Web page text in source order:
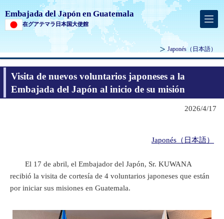
Embajada del Japón en Guatemala
在グアテマラ日本国大使館
Japonés （日本語）
Visita de nuevos voluntarios japoneses a la
Embajada del Japón al inicio de su misión
2026/4/17
Japonés（日本語）
El 17 de abril, el Embajador del Japón, Sr. KUWANA
recibió la visita de cortesía de 4 voluntarios japoneses que están
por iniciar sus misiones en Guatemala.